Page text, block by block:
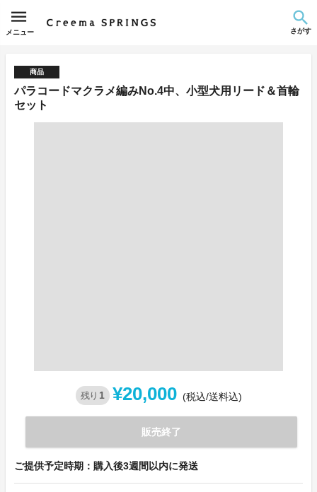
メニュー さがす
商品
パラコードマクラメ編みNo.4中、小型犬用リード＆首輪
セット
残り 1 ¥20,000 (税込/送料込)
販売終了
ご提供予定時期：購入後3週間以内に発送